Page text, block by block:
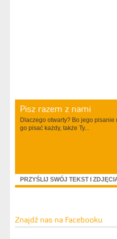
Pisz razem z nami
Dlaczego otwarty? Bo jego pisanie
go pisać każdy, także Ty...
PRZYŚLIJ SWÓJ TEKST I
Znajdź nas na Facebooku